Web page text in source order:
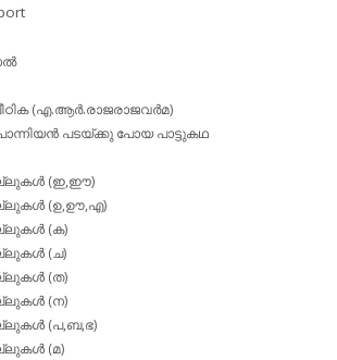
(എ.ആര്‍.രാജരാജവര്‍മ)
പടയ്‌ക്കു പോയ പാട്ടുകഥ
(ഇ,ഈ)
(ഉ,ഊ,എ)
(ക)
(ച)
(ത)
(ന)
(പ,ബ,ഭ)
(മ)